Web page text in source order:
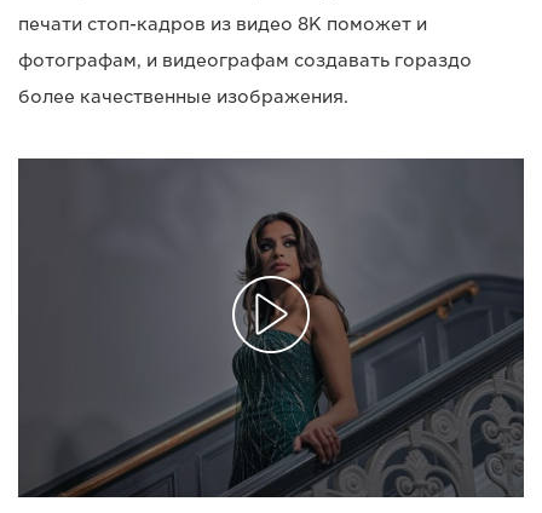
печати стоп-кадров из видео 8K поможет и
фотографам, и видеографам создавать гораздо
более качественные изображения.